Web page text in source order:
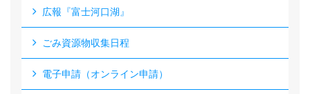
広報『富士河口湖』
ごみ資源物収集日程
電子申請（オンライン申請）